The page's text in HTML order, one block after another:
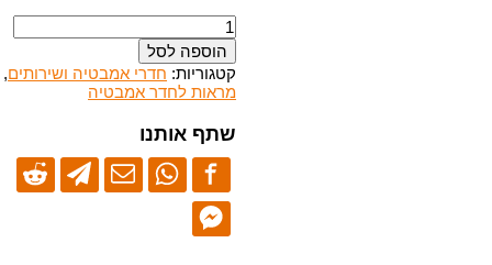
כמות
של
מראה
מוארת
לחדר
-
WM-
14063L
הוספה לסל
קטגוריות: חדרי אמבטיה ושירותים,
מראות לחדר אמבטיה
שתף אותנו